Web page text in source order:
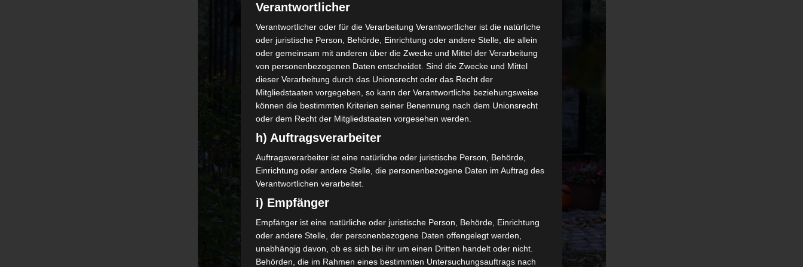
Verantwortlicher
Verantwortlicher oder für die Verarbeitung Verantwortlicher ist die natürliche
oder juristische Person, Behörde, Einrichtung oder andere Stelle, die allein
oder gemeinsam mit anderen über die Zwecke und Mittel der Verarbeitung
von personenbezogenen Daten entscheidet. Sind die Zwecke und Mittel
dieser Verarbeitung durch das Unionsrecht oder das Recht der
Mitgliedstaaten vorgegeben, so kann der Verantwortliche beziehungsweise
können die bestimmten Kriterien seiner Benennung nach dem Unionsrecht
oder dem Recht der Mitgliedstaaten vorgesehen werden.
h) Auftragsverarbeiter
Auftragsverarbeiter ist eine natürliche oder juristische Person, Behörde,
Einrichtung oder andere Stelle, die personenbezogene Daten im Auftrag des
Verantwortlichen verarbeitet.
i) Empfänger
Empfänger ist eine natürliche oder juristische Person, Behörde, Einrichtung
oder andere Stelle, der personenbezogene Daten offengelegt werden,
unabhängig davon, ob es sich bei ihr um einen Dritten handelt oder nicht.
Behörden, die im Rahmen eines bestimmten Untersuchungsauftrags nach